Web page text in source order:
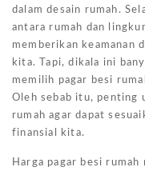
dalam desain rumah.
antara rumah dan
memberikan keamanan
kita. Tapi, dikala ini
memilih pagar besi
Oleh sebab itu, penting
rumah agar dapat
finansial kita.
Harga pagar besi